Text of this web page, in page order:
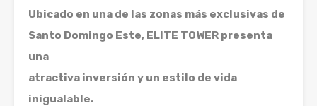
Ubicado en una de las zonas más exclusivas de
Santo Domingo Este, ELITE TOWER presenta
una
atractiva inversión y un estilo de vida
inigualable.